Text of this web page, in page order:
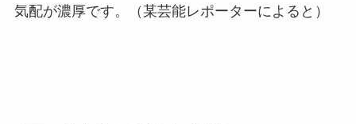
気配が濃厚です。（某芸能レポーターによると）